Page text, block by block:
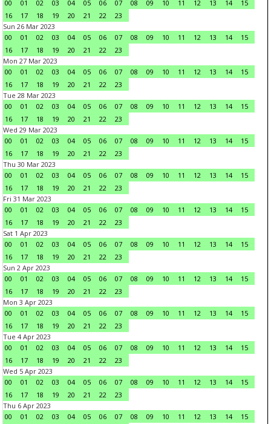
00
01 02 03 04 05 06 07 08 09 10 11 12 13 14
15
16
17 18 19 20 21 22
23
Sun 26 Mar 2023
00
01 02 03 04 05 06 07 08 09 10 11 12 13 14
15
16
17 18 19 20 21 22
23
Mon 27 Mar 2023
00
01 02 03 04 05 06 07 08 09 10 11 12 13 14
15
16
17 18 19 20 21 22
23
Tue 28 Mar 2023
00
01 02 03 04 05 06 07 08 09 10 11 12 13 14
15
16
17 18 19 20 21 22
23
Wed 29 Mar 2023
00
01 02 03 04 05 06 07 08 09 10 11 12 13 14
15
16
17 18 19 20 21 22
23
Thu 30 Mar 2023
00
01 02 03 04 05 06 07 08 09 10 11 12 13 14
15
16
17 18 19 20 21 22
23
Fri 31 Mar 2023
00
01 02 03 04 05 06 07 08 09 10 11 12 13 14
15
16
17 18 19 20 21 22
23
Sat 1 Apr 2023
00
01 02 03 04 05 06 07 08 09 10 11 12 13 14
15
16
17 18 19 20 21 22
23
Sun 2 Apr 2023
00
01 02 03 04 05 06 07 08 09 10 11 12 13 14
15
16
17 18 19 20 21 22
23
Mon 3 Apr 2023
00
01 02 03 04 05 06 07 08 09 10 11 12 13 14
15
16
17 18 19 20 21 22
23
Tue 4 Apr 2023
00
01 02 03 04 05 06 07 08 09 10 11 12 13 14
15
16
17 18 19 20 21 22
23
Wed 5 Apr 2023
00
01 02 03 04 05 06 07 08 09 10 11 12 13 14
15
16
17 18 19 20 21 22
23
Thu 6 Apr 2023
00
01 02 03 04 05 06 07 08 09 10 11 12 13 14
15